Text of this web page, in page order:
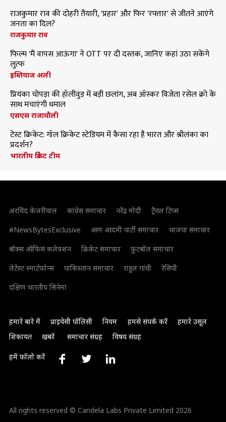
राजकुमार राव की दोहरी तैयारी, 'प्रहार' और फिर 'रफ्तार' से जीतने आएंगे
जनता का दिल?
राजकुमार राव
फिल्म 'मैं वापस आऊंगा' ने OTT पर दी दस्तक, जानिए कहां उठा सकेंगे
लुत्फ
इम्तियाज अली
प्रियंका चोपड़ा की हॉलीवुड में बड़ी छलांग, अब ऑस्कर विजेता रसेल क्रो के
साथ मचाएंगी धमाल
एसएस राजामौली
टेस्ट क्रिकेट: गॉल क्रिकेट स्टेडियम में कैसा रहा है भारत और श्रीलंका का
प्रदर्शन?
भारतीय क्रिकेट टीम
अरविंद केजरीवाल कांग्रेस समाचार नरेंद्र मोदी
ट्रैवल टिप्स
#NewsBytesExclusive
आम आदमी पार्टी समाचार
भाजपा समाचार
बॉक्स ऑफिस कलेक्शन
क्रिकेट समाचार
फुटबॉल समाचार
लेटेस्ट स्मार्टफोन्स
पाकिस्तान समाचार राहुल गांधी
रेसिपी
दक्षिण भारतीय सिनेमा
हमारे बारे में प्राइवेसी पॉलिसी नियम हमसे संपर्क करें
हमारे उसूल
शिकायत
खबरें समाचार संग्रह विषय संग्रह
हमें फॉलो करें
All rights reserved © Candela Labs Private Limited 2026